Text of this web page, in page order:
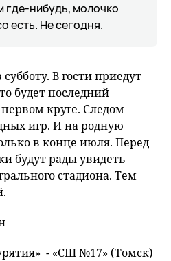
где-нибудь, молочко
есть. Не сегодня.
В гости приедут
будет последний
круге. Следом
игр. И на родную
в конце июля. Перед
будут рады увидеть
стадиона. Тем
- «СШ №17» (Томск)